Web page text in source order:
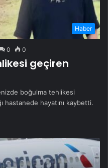
Haber
0 0
geçiren
boğulma tehlikesi
hastanede hayatını kaybetti.